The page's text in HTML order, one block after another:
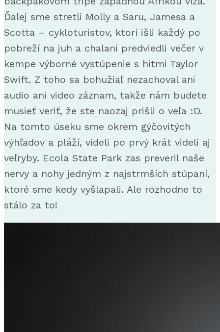
Ďalej sme stretli Molly a Saru, Jamesa a
Scotta – cykloturistov, ktorí išli každý po
pobreží na juh a chalani predviedli večer v
kempe výborné vystúpenie s hitmi Taylor
Swift. Z toho sa bohužiaľ nezachoval ani
audio ani video záznam, takže nám budete
musieť veriť, že ste naozaj prišli o veľa :D.
Na tomto úseku sme okrem gýčovitých
výhľadov a pláží, videli po prvý krát videli aj
veľryby. Ecola State Park zas preveril naše
nervy a nohy jedným z najstrmších stúpaní,
ktoré sme kedy vyšlapali. Ale rozhodne to
stálo za to!